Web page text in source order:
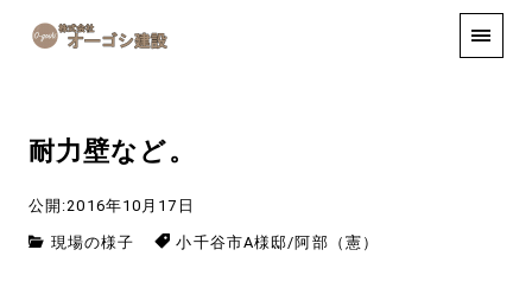
手しごと
耐力壁など。
公開:2016年10月17日
現場の様子 小千谷市A様邸/阿部（憲）